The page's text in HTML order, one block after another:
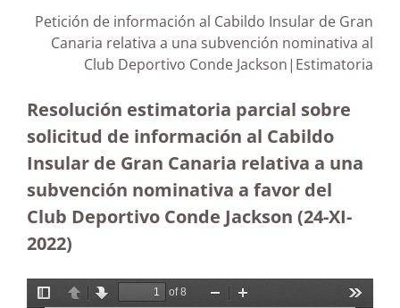
Petición de información al Cabildo Insular de Gran
Canaria relativa a una subvención nominativa al
Club Deportivo Conde Jackson|Estimatoria
Resolución estimatoria parcial sobre
solicitud de información al Cabildo
Insular de Gran Canaria relativa a una
subvención nominativa a favor del
Club Deportivo Conde Jackson (24-XI-
2022)